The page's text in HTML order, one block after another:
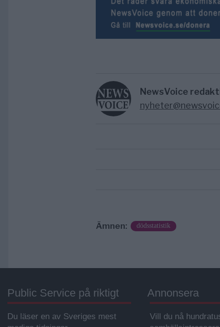
NewsVoice
Ämnen: dödsstatistik
Public Service på riktigt
Du läser en av Sveriges mest
Annonsera
Vill du nå